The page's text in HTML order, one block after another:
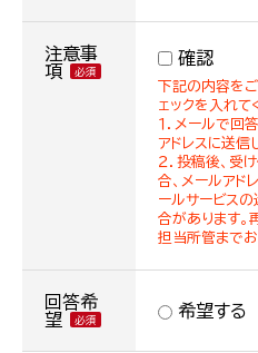
注意事
項
確認
下記の内容を
ェックを入れて
１．メールで回
アドレスに送信
２．投稿後、受
合、メールアド
ールサービス
合があります。
担当所管までお
回答希
望
希望する